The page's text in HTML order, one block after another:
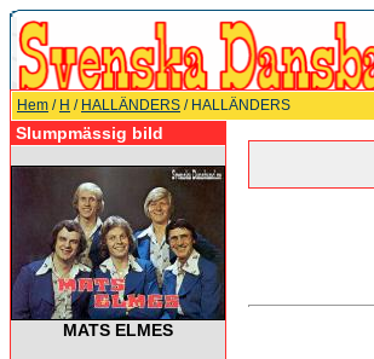
Hem / H / HALLÄNDERS / HALLÄNDERS
Slumpmässig bild
MATS ELMES